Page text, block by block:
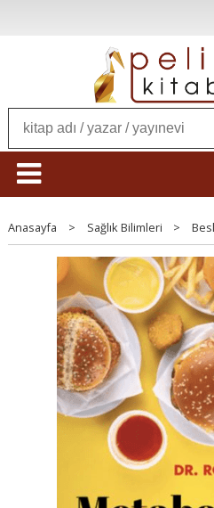
Anasayfa > Sağlık Bilimleri >